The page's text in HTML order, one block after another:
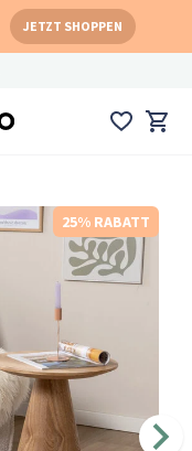
JETZT SHOPPEN
25% RABATT